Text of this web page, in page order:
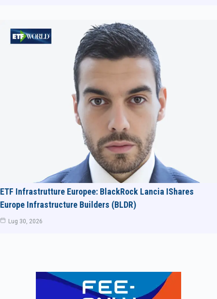
ETF Infrastrutture Europee: BlackRock Lancia IShares
Europe Infrastructure Builders (BLDR)
Lug 30, 2026